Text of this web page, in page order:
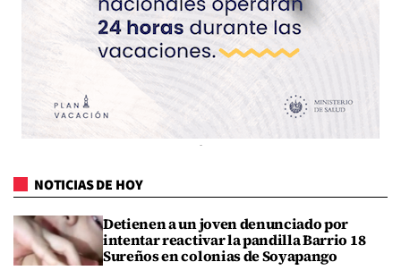
NOTICIAS DE HOY
Detienen a un joven denunciado por
intentar reactivar la pandilla Barrio 18
Sureños en colonias de Soyapango